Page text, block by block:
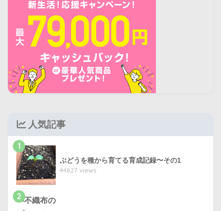
人気記事
1
ぶどうを種から育てる育成記録〜その1
44827 views
2